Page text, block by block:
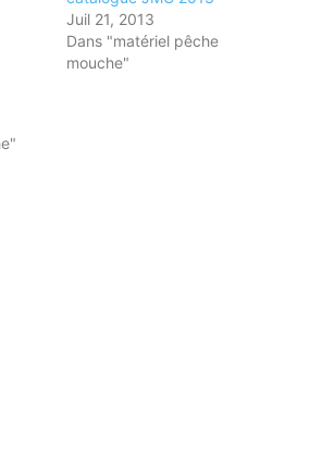
Juil 21, 2013
Dans "matériel pêche
mouche"